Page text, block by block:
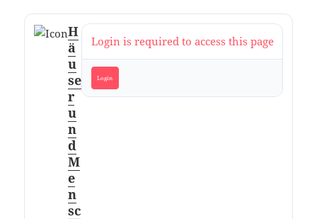
H
ä
u
se
r
u
n
d
M
e
n
sc
Login is required to access this page
Login